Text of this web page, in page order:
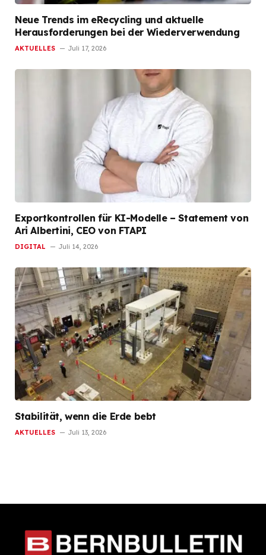
Neue Trends im eRecycling und aktuelle
Herausforderungen bei der Wiederverwendung
AKTUELLES Juli 17, 2026
Exportkontrollen für KI-Modelle – Statement von
Ari Albertini, CEO von FTAPI
DIGITAL Juli 14, 2026
Stabilität, wenn die Erde bebt
AKTUELLES Juli 13, 2026